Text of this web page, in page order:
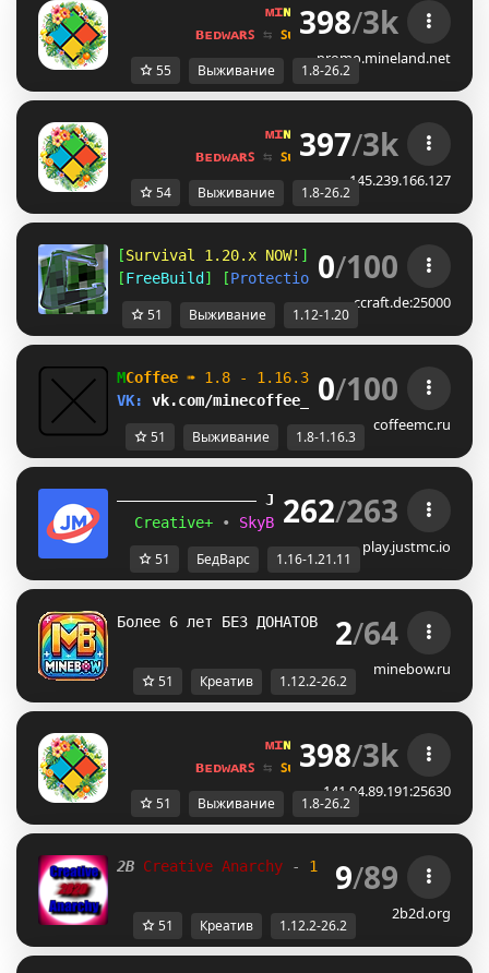
ᴍɪɴᴇ ʟᴀɴᴅ ɴᴇᴛᴡᴏʀᴋ ☀
ʙᴇᴅᴡᴀʀꜱ ⇆ ꜱᴜʀᴠɪᴠᴀʟ ꜱᴍᴘ ⇆ ꜱᴋʏʙʟᴏᴄᴋ
398/3k
promo.mineland.net
55 Выживание 1.8-26.2
ᴍɪɴᴇ ʟᴀɴᴅ ɴᴇᴛᴡᴏʀᴋ ☀
ʙᴇᴅᴡᴀʀꜱ ⇆ ꜱᴜʀᴠɪᴠᴀʟ ꜱᴍᴘ ⇆ ꜱᴋʏʙʟᴏᴄᴋ
397/3k
145.239.166.127
54 Выживание 1.8-26.2
[Survival 1.20.x NOW! ] [Amplified 1.12
[FreeBuild ] [Protections] [ CreativePlots
0/100
ccraft.de:25000
51 Выживание 1.12-1.20
MCoffee ➠ 1.8 -
VK: vk.com/minecoffee_server
0/100
coffeemc.ru
51 Выживание 1.8-1.16.3
JUST MC (1.16 – 1.21.11)
Creative+
• SkyBlockTech • LuckyWars
262/263
play.justmc.io
51 БедВарс 1.16-1.21.11
Более 6 лет БЕЗ ДОНАТОВ И КРЕАТИВА
2/64
minebow.ru
51 Креатив 1.12.2-26.2
ᴍɪɴᴇ ʟᴀɴᴅ ɴᴇᴛᴡᴏʀᴋ ☀
ʙᴇᴅᴡᴀʀꜱ ⇆ ꜱᴜʀᴠɪᴠᴀʟ ꜱᴍᴘ ⇆ ꜱᴋʏʙʟᴏᴄᴋ
398/3k
141.94.89.191:25630
51 Выживание 1.8-26.2
2B Creative Anarchy - 1.212D 2b2d.org
9/89
2b2d.org
51 Креатив 1.12.2-26.2